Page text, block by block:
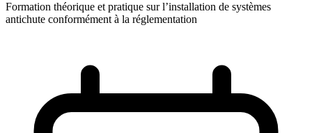
Formation théorique et pratique sur l’installation de systèmes
antichute conformément à la réglementation